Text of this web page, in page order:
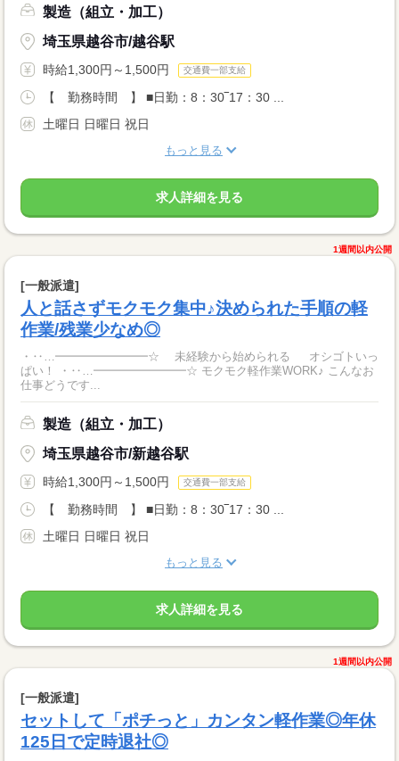
製造（組立・加工）
埼玉県越谷市/越谷駅
時給1,300円～1,500円 交通費一部支給
【 勤務時間 】 ■日勤：8：30‾17：30 ...
土曜日 日曜日 祝日
もっと見る
求人詳細を見る
1週間以内公開
[一般派遣]
人と話さずモクモク集中♪決められた手順の軽
作業/残業少なめ◎
・‥…━━━━━━━━☆ 未経験から始められる オシゴトいっ
ぱい！ ・‥…━━━━━━━━☆ モクモク軽作業WORK♪ こんなお
仕事どうです...
製造（組立・加工）
埼玉県越谷市/新越谷駅
時給1,300円～1,500円 交通費一部支給
【 勤務時間 】 ■日勤：8：30‾17：30 ...
土曜日 日曜日 祝日
もっと見る
求人詳細を見る
1週間以内公開
[一般派遣]
セットして「ポチっと」カンタン軽作業◎年休
125日で定時退社◎